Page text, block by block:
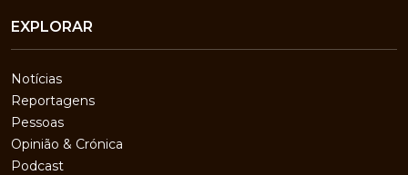
EXPLORAR
Notícias
Reportagens
Pessoas
Opinião & Crónica
Podcast